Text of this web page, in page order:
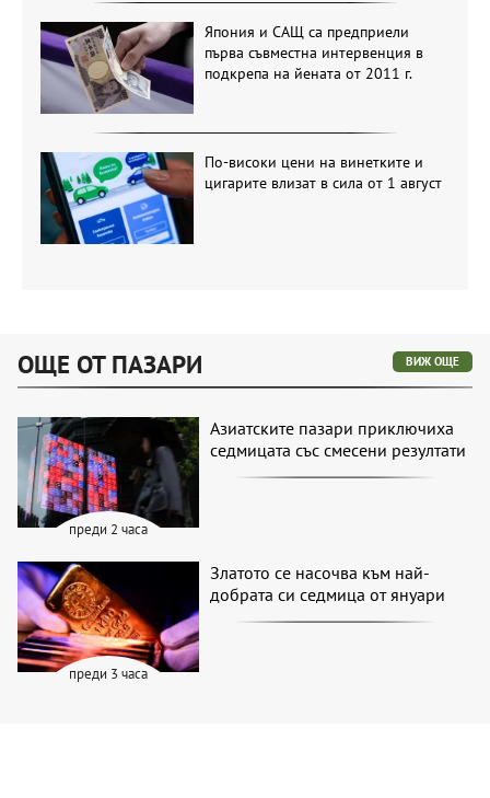
Япония и САЩ са предприели
първа съвместна интервенция в
подкрепа на йената от 2011 г.
По-високи цени на винетките и
цигарите влизат в сила от 1 август
ОЩЕ ОТ ПАЗАРИ ВИЖ ОЩЕ
преди 2 часа
Азиатските пазари приключиха
седмицата със смесени резултати
преди 3 часа
Златото се насочва към най-
добрата си седмица от януари